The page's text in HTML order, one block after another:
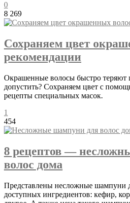
0
8 269
Сохраняем цвет
рекомендации
Окрашенные волосы быстро теряют
допустить? Сохраняем цвет с
рецепты специальных масок.
1
454
8 рецептов —
волос дома
Представлены несложные шампуни
доступных ингредиентов: кефир,